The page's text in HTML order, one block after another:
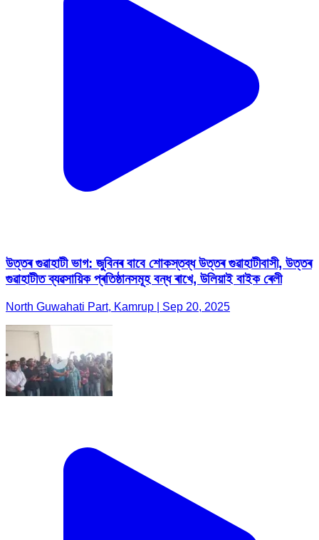
উত্তৰ গুৱাহাটী ভাগ: জুবিনৰ বাবে শোকস্তব্ধ উত্তৰ গুৱাহাটীবাসী, উত্তৰ
গুৱাহাটীত ব্যৱসায়িক প্ৰতিষ্ঠানসমূহ বন্ধ ৰাখে, উলিয়াই বাইক ৰেলী
North Guwahati Part, Kamrup | Sep 20, 2025